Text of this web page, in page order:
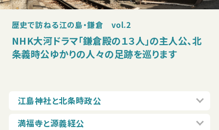
歴史で訪ねる江の島・鎌倉 vol.2
NHK大河ドラマ「鎌倉殿の１３人」の主人公、北
条義時公ゆかりの人々の足跡を巡ります
江島神社と北条時政公
満福寺と源義経公